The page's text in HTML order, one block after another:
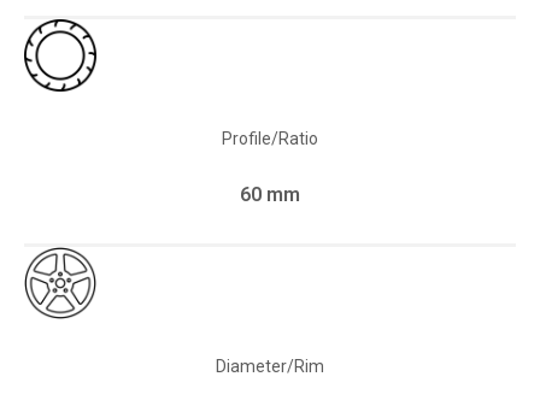
Profile/Ratio
60 mm
Diameter/Rim